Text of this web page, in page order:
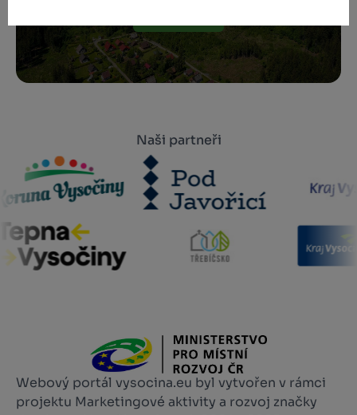
Naši partneři
Webový portál vysocina.eu byl vytvořen v rámci
projektu Marketingové aktivity a rozvoj značky